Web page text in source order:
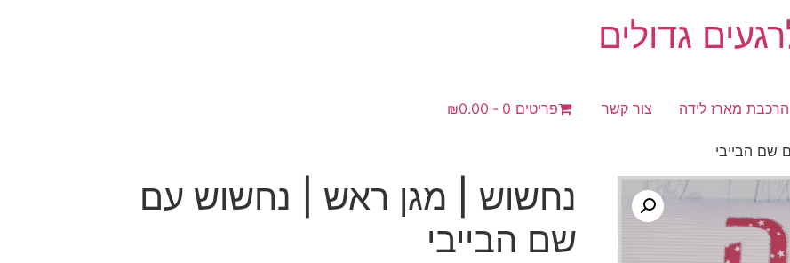
גדולים
הרכבת מארז לידה צור קשר פריטים 0 ₪0.00
שם הבייבי
נחשוש | מגן ראש | נחשוש עם
שם הבייבי